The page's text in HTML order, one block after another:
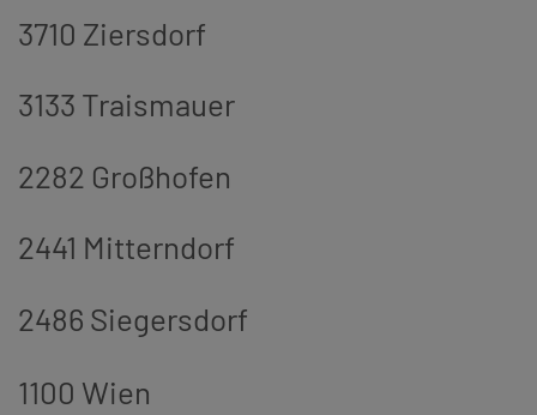
3710 Ziersdorf
3133 Traismauer
2282 Großhofen
2441 Mitterndorf
2486 Siegersdorf
1100 Wien